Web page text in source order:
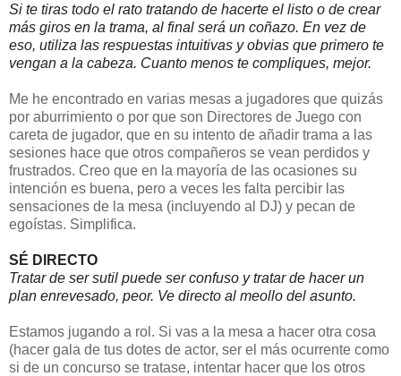
Si te tiras todo el rato tratando de hacerte el listo o de crear
más giros en la trama, al final será un coñazo. En vez de
eso, utiliza las respuestas intuitivas y obvias que primero te
vengan a la cabeza. Cuanto menos te compliques, mejor.
Me he encontrado en varias mesas a jugadores que quizás
por aburrimiento o por que son Directores de Juego con
careta de jugador, que en su intento de añadir trama a las
sesiones hace que otros compañeros se vean perdidos y
frustrados. Creo que en la mayoría de las ocasiones su
intención es buena, pero a veces les falta percibir las
sensaciones de la mesa (incluyendo al DJ) y pecan de
egoístas. Simplifica.
SÉ DIRECTO
Tratar de ser sutil puede ser confuso y tratar de hacer un
plan enrevesado, peor. Ve directo al meollo del asunto.
Estamos jugando a rol. Si vas a la mesa a hacer otra cosa
(hacer gala de tus dotes de actor, ser el más ocurrente como
si de un concurso se tratase, intentar hacer que los otros